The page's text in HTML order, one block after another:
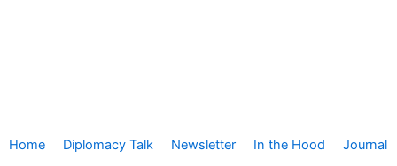
Home Diplomacy Talk Newsletter In the Hood
Journal